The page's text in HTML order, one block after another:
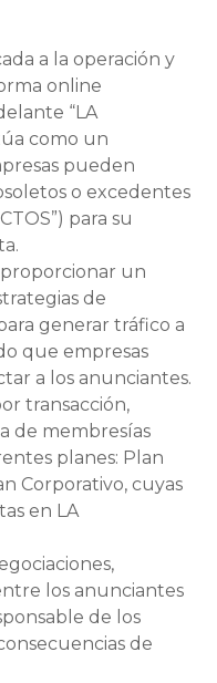
a la operación y
online
“LA
como un
pueden
o excedentes
para su
un
de
generar tráfico a
que empresas
a los anunciantes.
transacción,
de membresías
planes: Plan
Corporativo, cuyas
en LA
los anunciantes
de los
de